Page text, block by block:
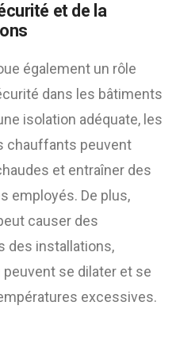
et de la
également un rôle
dans les bâtiments
isolation adéquate, les
chauffants peuvent
et entraîner des
employés. De plus,
causer des
des installations,
se dilater et se
excessives.